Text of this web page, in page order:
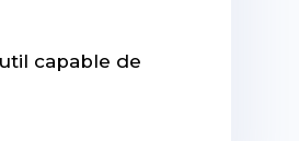
capable de